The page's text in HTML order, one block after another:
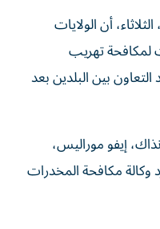
أن الولايات
لمكافحة تهريب
بين البلدين بعد
آنذاك، إيفو موراليس،
وكالة مكافحة المخدرات